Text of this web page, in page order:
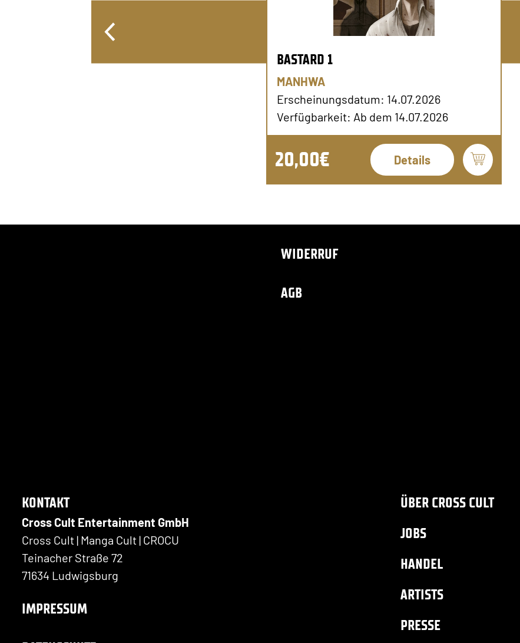
BASTARD 1
MANHWA
Erscheinungsdatum: 14.07.2026
Verfügbarkeit: Ab dem 14.07.2026
20,00€ Details
WIDERRUF
AGB
KONTAKT
Cross Cult Entertainment GmbH
Cross Cult | Manga Cult | CROCU
Teinacher Straße 72
71634 Ludwigsburg
IMPRESSUM
ÜBER CROSS CULT
JOBS
HANDEL
ARTISTS
PRESSE